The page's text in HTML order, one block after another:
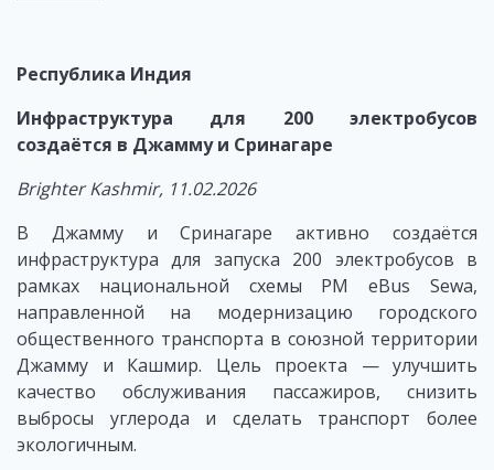
Республика Индия
Инфраструктура для 200 электробусов
создаётся в Джамму и Сринагаре
Brighter Kashmir, 11.02.2026
В Джамму и Сринагаре активно создаётся
инфраструктура для запуска 200 электробусов в
рамках национальной схемы PM eBus Sewa,
направленной на модернизацию городского
общественного транспорта в союзной территории
Джамму и Кашмир. Цель проекта — улучшить
качество обслуживания пассажиров, снизить
выбросы углерода и сделать транспорт более
экологичным.